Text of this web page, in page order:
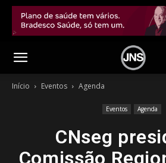
Início Eventos Agenda
Eventos Agenda
CNseg
Comissão